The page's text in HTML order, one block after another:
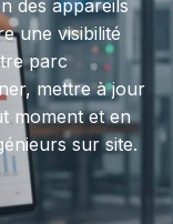
des appareils
une visibilité
parc
mettre à jour
moment et en
sur site.